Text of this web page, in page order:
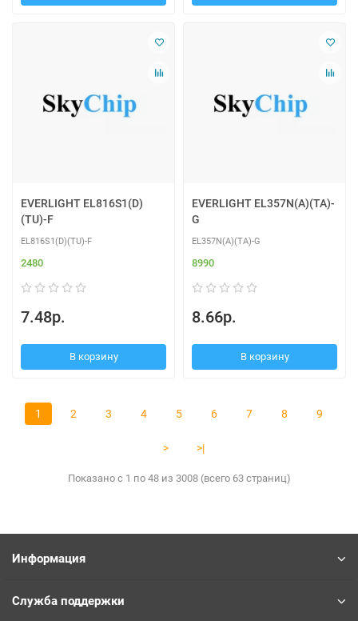
EVERLIGHT EL816S1(D)
(TU)-F
EL816S1(D)(TU)-F
2480
7.48р.
В корзину
EVERLIGHT EL357N(A)(TA)-
G
EL357N(A)(TA)-G
8990
8.66р.
В корзину
1 2 3 4 5 6 7 8 9
> >|
Показано с 1 по 48 из 3008 (всего 63 страниц)
Информация
Служба поддержки